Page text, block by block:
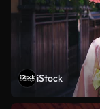
iStock